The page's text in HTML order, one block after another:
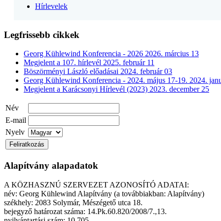
Hírlevelek
Legfrissebb cikkek
Georg Kühlewind Konferencia - 2026 2026. március 13
Megjelent a 107. hírlevél 2025. február 11
Böszörményi László előadásai 2024. február 03
Georg Kühlewind Konferencia - 2024. május 17-19. 2024.
Megjelent a Karácsonyi Hírlevél (2023) 2023. december 25
Név
E-mail
Nyelv
Alapítvány alapadatok
A KÖZHASZNÚ SZERVEZET AZONOSÍTÓ ADATAI:
név: Georg Kühlewind Alapítvány (a továbbiakban: Alapítvány)
székhely: 2083 Solymár, Mészégető utca 18.
bejegyző határozat száma: 14.Pk.60.820/2008/7.,13.